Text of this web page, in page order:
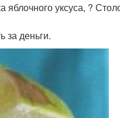
яблочного уксуса, ?
за деньги.